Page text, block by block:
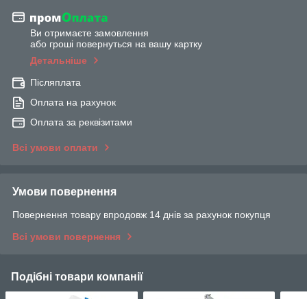
Ви отримаєте замовлення
або гроші повернуться на вашу картку
Детальніше
Післяплата
Оплата на рахунок
Оплата за реквізитами
Всі умови оплати
Умови повернення
Повернення товару впродовж 14 днів за рахунок покупця
Всі умови повернення
Подібні товари компанії